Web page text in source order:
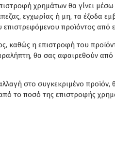
χρημάτων θα γίνει
εγχωρίας ή μη, τα έξοδα
προϊόντος από
η επιστροφή του
θα σας αφαιρεθούν
στο συγκεκριμένο
το ποσό της επιστροφής